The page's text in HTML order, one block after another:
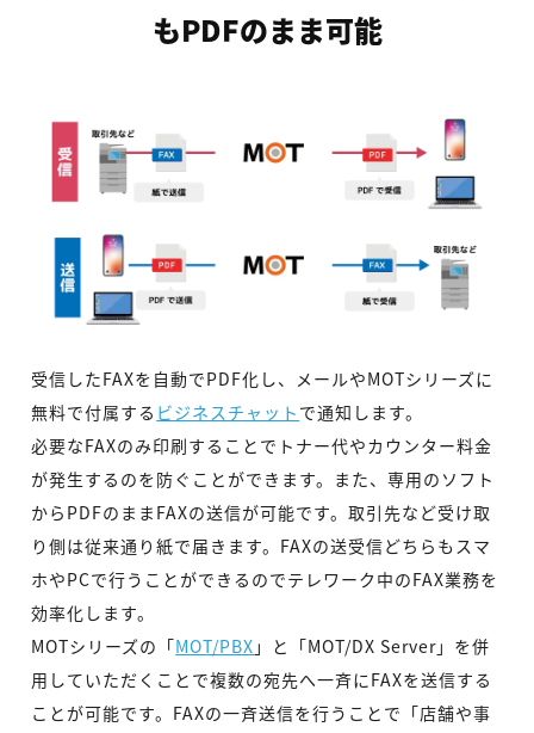
もPDFのまま可能
受信したFAXを自動でPDF化し、メールやMOTシリーズに
無料で付属する ビジネスチャット で通知します。
必要なFAXのみ印刷することでトナー代やカウンター料金
が発生するのを防ぐことができます。また、専用のソフト
からPDFのままFAXの送信が可能です。取引先など受け取
り側は従来通り紙で届きます。FAXの送受信どちらもスマ
ホやPCで行うことができるのでテレワーク中のFAX業務を
効率化します。
MOTシリーズの「MOT/PBX 」と「MOT/DX Server」を併
用していただくことで複数の宛先へ一斉にFAXを送信する
ことが可能です。FAXの一斉送信を行うことで「店舗や事